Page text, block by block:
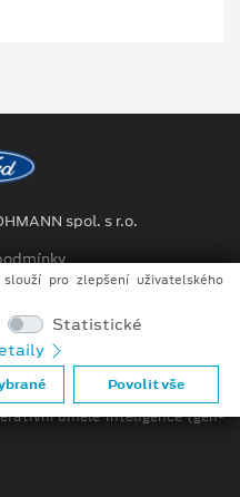
spol. s r.o.
údajů
konečných zákazníků
webu je využíváno kombinace
generovaných snímků (CGI)
umělé inteligence (gen-
pro zlepšení uživatelského
Statistické
Povolit vše